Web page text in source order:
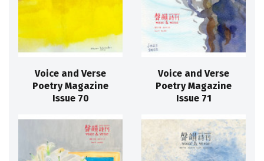
Voice and Verse
Poetry Magazine
Issue 70
Voice and Verse
Poetry Magazine
Issue 71